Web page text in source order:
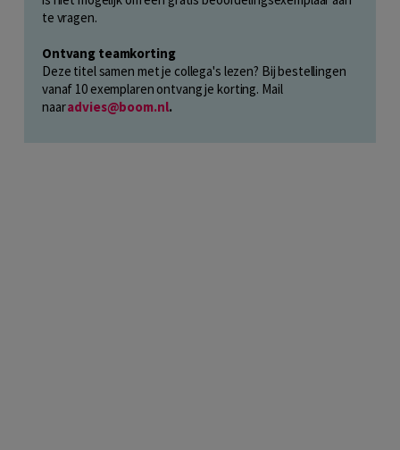
te vragen.
Ontvang teamkorting
Deze titel samen met je collega's lezen? Bij bestellingen
vanaf 10 exemplaren ontvang je korting. Mail
naaradvies@boom.nl.